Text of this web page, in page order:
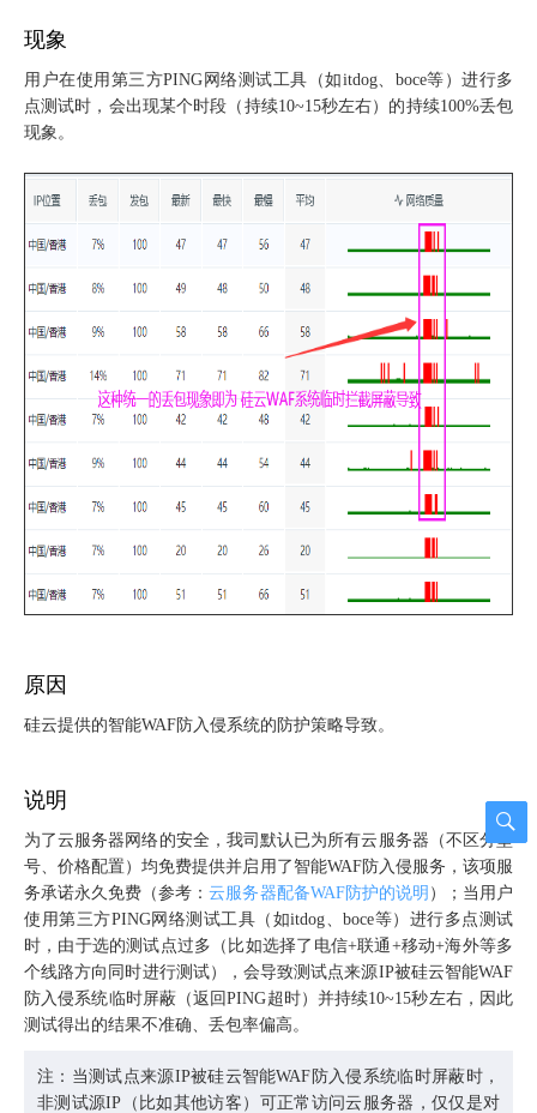
现象
用户在使用第三方PING网络测试工具（如itdog、boce等）进行多
点测试时，会出现某个时段（持续10~15秒左右）的持续100%丢包
现象。
原因
硅云提供的智能WAF防入侵系统的防护策略导致。
说明
为了云服务器网络的安全，我司默认已为所有云服务器（不区分型
号、价格配置）均免费提供并启用了智能WAF防入侵服务，该项服
务承诺永久免费（参考：云服务器配备WAF防护的说明 ）；当用户
使用第三方PING网络测试工具（如itdog、boce等）进行多点测试
时，由于选的测试点过多（比如选择了电信+联通+移动+海外等多
个线路方向同时进行测试），会导致测试点来源IP被硅云智能WAF
防入侵系统临时屏蔽（返回PING超时）并持续10~15秒左右，因此
测试得出的结果不准确、丢包率偏高。
注：当测试点来源IP被硅云智能WAF防入侵系统临时屏蔽时，
非测试源IP（比如其他访客）可正常访问云服务器， 仅仅是对